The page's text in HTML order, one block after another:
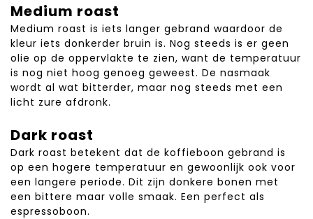
Medium roast
Medium roast is iets langer gebrand waardoor de
kleur iets donkerder bruin is. Nog steeds is er geen
olie op de oppervlakte te zien, want de temperatuur
is nog niet hoog genoeg geweest. De nasmaak
wordt al wat bitterder, maar nog steeds met een
licht zure afdronk.
Dark roast
Dark roast betekent dat de koffieboon gebrand is
op een hogere temperatuur en gewoonlijk ook voor
een langere periode. Dit zijn donkere bonen met
een bittere maar volle smaak. Een perfect als
espressoboon.